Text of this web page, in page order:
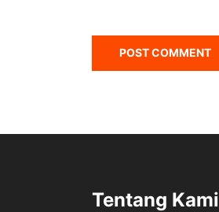
Tentang Kami